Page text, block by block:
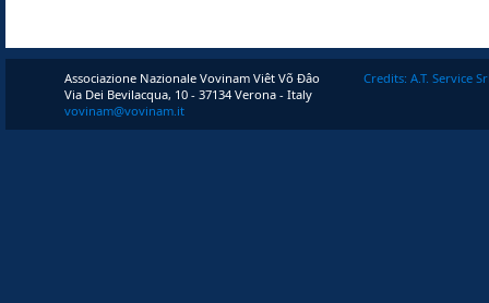
Associazione Nazionale Vovinam Viêt Võ Ðâo
Via Dei Bevilacqua, 10 - 37134 Verona - Italy
vovinam@vovinam.it
Credits: A.T. Service